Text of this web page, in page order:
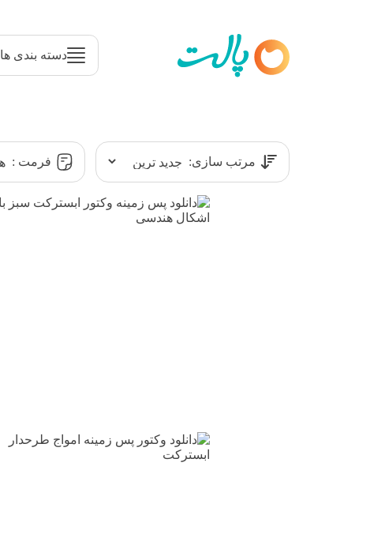
دسته بندی ها
مرتب سازی: فرمت :